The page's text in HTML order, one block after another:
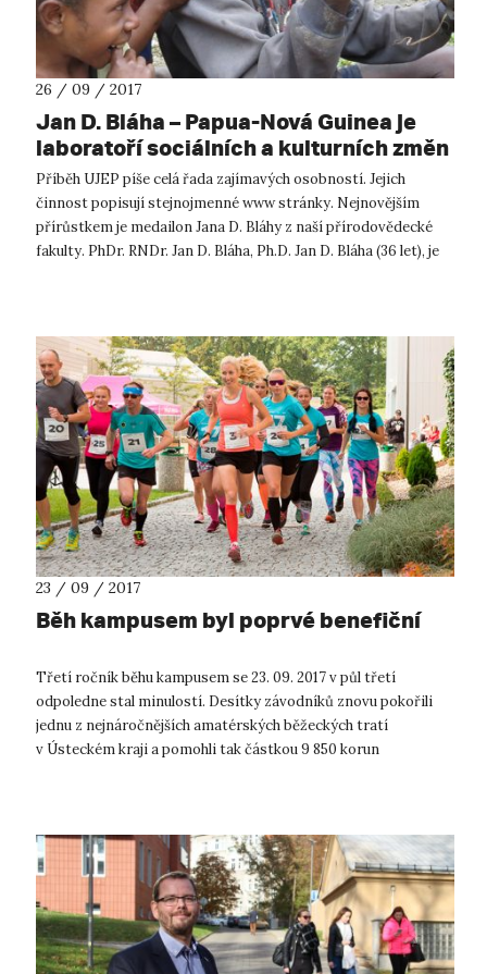
26 / 09 / 2017
Jan D. Bláha – Papua-Nová Guinea je
laboratoří sociálních a kulturních změn
Příběh UJEP píše celá řada zajímavých osobností. Jejich
činnost popisují stejnojmenné www stránky. Nejnovějším
přírůstkem je medailon Jana D. Bláhy z naší přírodovědecké
fakulty. PhDr. RNDr. Jan D. Bláha, Ph.D. Jan D. Bláha (36 let), je
23 / 09 / 2017
Běh kampusem byl poprvé benefiční
Třetí ročník běhu kampusem se 23. 09. 2017 v půl třetí
odpoledne stal minulostí. Desítky závodníků znovu pokořili
jednu z nejnáročnějších amatérských běžeckých tratí
v Ústeckém kraji a pomohli tak částkou 9 850 korun